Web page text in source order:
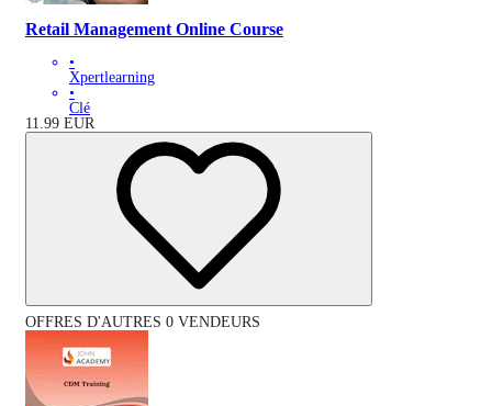
Retail Management Online Course
•
Xpertlearning
•
Clé
11.99 EUR
OFFRES D'AUTRES 0 VENDEURS